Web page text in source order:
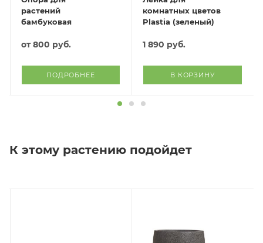
растений
бамбуковая
от800 руб.
ПОДРОБНЕЕ
комнатных цветов
Plastia (зеленый)
1 890 руб.
В КОРЗИНУ
К этому растению подойдет